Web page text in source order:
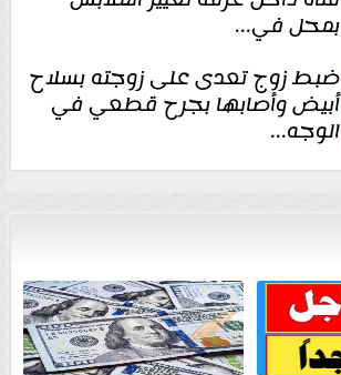
بمحل في...
ضبط زوج تعدى على زوجته بسلاح
أبيض وأصابها بجرح قطعي في
الوجه...